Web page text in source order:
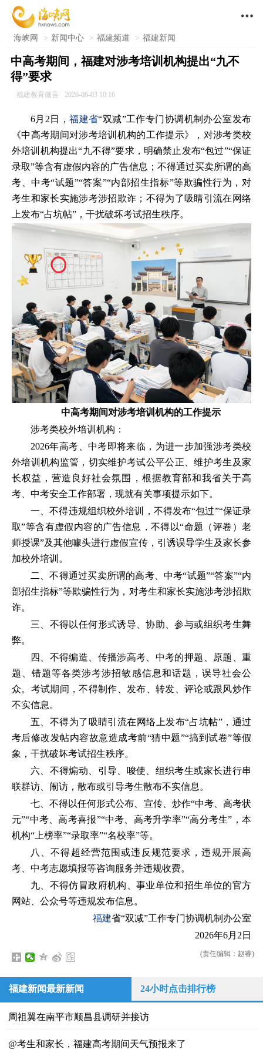

海峡网 > 新闻中心 > 福建频道 > 福建新闻
中高考期间，福建对涉考培训机构提出“九不
得”要求
福建教育微言 2026-06-03 10:16
6月2日，福建省“双减”工作专门协调机制办公室发布
《中高考期间对涉考培训机构的工作提示》，对涉考类校
外培训机构提出“九不得”要求，明确禁止发布“包过”“保证
录取”等含有虚假内容的广告信息；不得通过买卖所谓的高
考、中考“试题”“答案”“内部招生指标”等欺骗性行为，对
考生和家长实施涉考涉招欺诈；不得为了吸睛引流在网络
上发布“占坑帖”，干扰破坏考试招生秩序。
中高考期间对涉考培训机构的工作提示
涉考类校外培训机构：
2026年高考、中考即将来临，为进一步加强涉考类校
外培训机构监管，切实维护考试公平公正、维护考生及家
长权益，营造良好社会氛围，根据教育部和我省关于高
考、中考安全工作部署，现就有关事项提示如下。
一、不得违规组织校外培训，不得发布“包过”“保证录
取”等含有虚假内容的广告信息，不得以“命题（评卷）老
师授课”及其他噱头进行虚假宣传，引诱误导学生及家长参
加校外培训。
二、不得通过买卖所谓的高考、中考“试题”“答案”“内
部招生指标”等欺骗性行为，对考生和家长实施涉考涉招欺
诈。
三、不得以任何形式诱导、协助、参与或组织考生舞
弊。
四、不得编造、传播涉高考、中考的押题、原题、重
题、错题等各类涉考涉招敏感信息和话题，误导社会公
众。考试期间，不得制作、发布、转发、评论或跟风炒作
不实信息。
五、不得为了吸睛引流在网络上发布“占坑帖”，通过
考后修改发帖内容故意造成考前“猜中题”“搞到试卷”等假
象，干扰破坏考试招生秩序。
六、不得煽动、引导、唆使、组织考生或家长进行串
联群访、闹访，散布或引导考生散布不实信息。
七、不得以任何形式公布、宣传、炒作“中考、高考状
元”“中考、高考喜报”“中考、高考升学率”“高分考生”，本
机构“上榜率”“录取率”“名校率”等。
八、不得超经营范围或违反规范要求，违规开展高
考、中考志愿填报等咨询服务并违规收费。
九、不得仿冒政府机构、事业单位和招生单位的官方
网站、公众号等违规发布信息。
福建省“双减”工作专门协调机制办公室
2026年6月2日
(责任编辑：赵睿)
福建新闻最新新闻 24小时点击排行榜
周祖翼在南平市顺昌县调研并接访
@考生和家长，福建高考期间天气预报来了